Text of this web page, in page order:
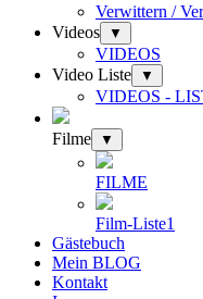
Verwittern /
Videos
▼
VIDEOS
Video Liste
▼
VIDEOS -
Filme ▼
FILME
Film-Liste1
Gästebuch
Mein BLOG
Kontakt